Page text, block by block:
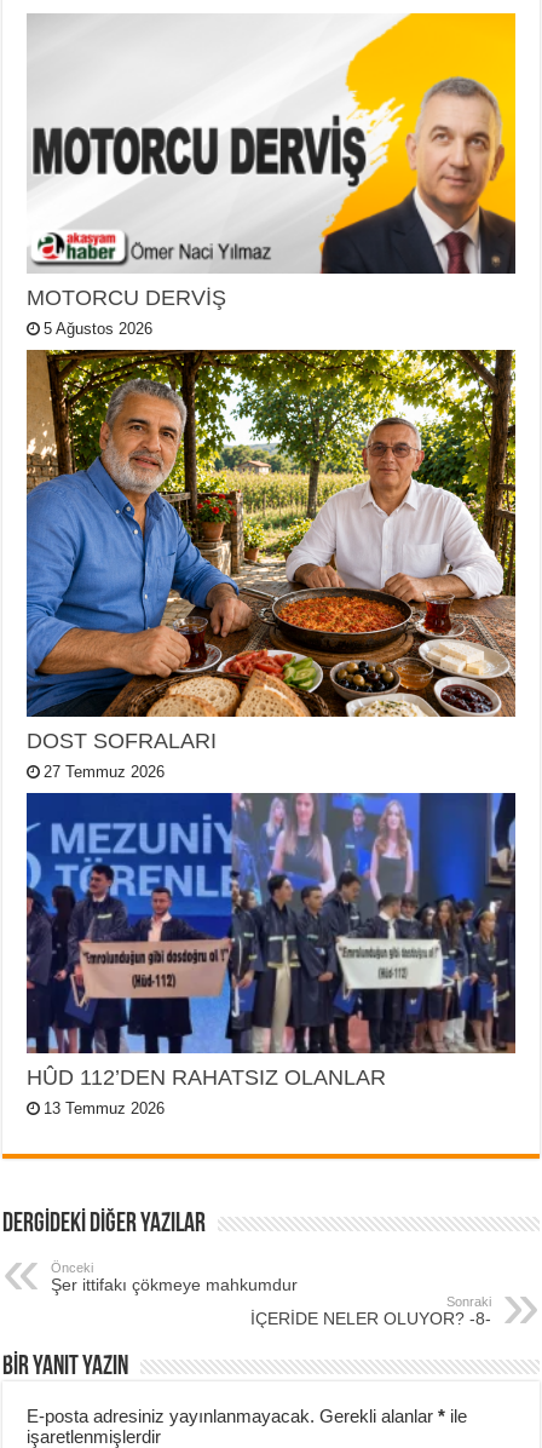
MOTORCU DERVİŞ
5 Ağustos 2026
DOST SOFRALARI
27 Temmuz 2026
HÛD 112’DEN RAHATSIZ OLANLAR
13 Temmuz 2026
DERGİDEKİ DİĞER YAZILAR
Önceki
Şer ittifakı çökmeye mahkumdur
Sonraki
İÇERİDE NELER OLUYOR? -8-
BIR YANIT YAZIN
E-posta adresiniz yayınlanmayacak. Gerekli alanlar* ile
işaretlenmişlerdir